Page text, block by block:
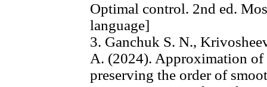
Optimal control. 2nd ed.
language]
3. Ganchuk S. N.,
A. (2024). Approximation of
preserving the order of